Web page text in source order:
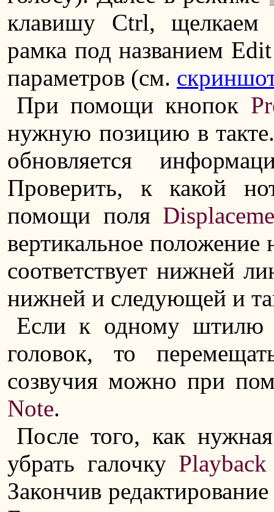
клавишу Ctrl, щелкаем
рамка под названием
параметров (см.
При помощи кнопок
нужную позицию в
обновляется
Проверить, к какой
помощи поля
вертикальное положение
соответствует нижней
нижней и следующей и
Если к одному штилю
головок, то
созвучия можно при
Note.
После того, как
убрать галочку Playback
Закончив